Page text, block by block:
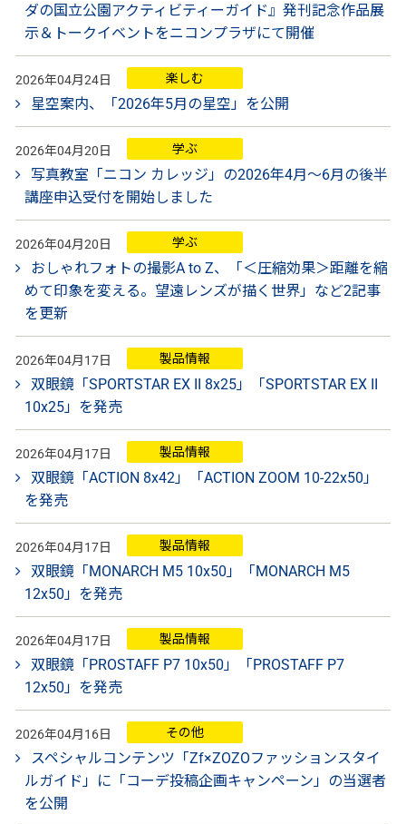
ダの国立公園アクティビティーガイド』発刊記念作品展
示＆トークイベントをニコンプラザにて開催
2026年04月24日 楽しむ
星空案内、「2026年5月の星空」を公開
2026年04月20日 学ぶ
写真教室「ニコン カレッジ」の2026年4月～6月の後半
講座申込受付を開始しました
2026年04月20日 学ぶ
おしゃれフォトの撮影A to Z、「＜圧縮効果＞距離を縮
めて印象を変える。望遠レンズが描く世界」など2記事
を更新
2026年04月17日 製品情報
双眼鏡「SPORTSTAR EX II 8x25」「SPORTSTAR EX II
10x25」を発売
2026年04月17日 製品情報
双眼鏡「ACTION 8x42」「ACTION ZOOM 10-22x50」
を発売
2026年04月17日 製品情報
双眼鏡「MONARCH M5 10x50」「MONARCH M5
12x50」を発売
2026年04月17日 製品情報
双眼鏡「PROSTAFF P7 10x50」「PROSTAFF P7
12x50」を発売
2026年04月16日 その他
スペシャルコンテンツ「Zf×ZOZOファッションスタイ
ルガイド」に「コーデ投稿企画キャンペーン」の当選者
を公開